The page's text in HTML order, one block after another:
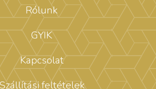
Rólunk
GYIK
Kapcsolat
Szállítási feltételek